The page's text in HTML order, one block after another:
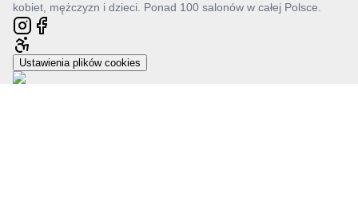
kobiet, mężczyzn i dzieci. Ponad 100 salonów w całej Polsce.
Ustawienia plików cookies